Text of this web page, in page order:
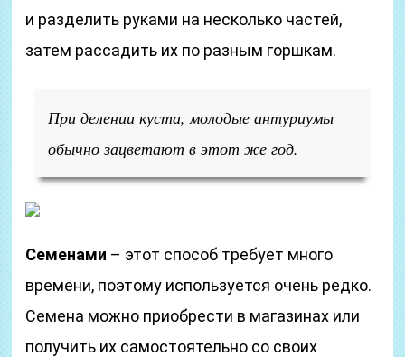
и разделить руками на несколько частей,
затем рассадить их по разным горшкам.
При делении куста, молодые антуриумы
обычно зацветают в этот же год.
Семенами – этот способ требует много
времени, поэтому используется очень редко.
Семена можно приобрести в магазинах или
получить их самостоятельно со своих